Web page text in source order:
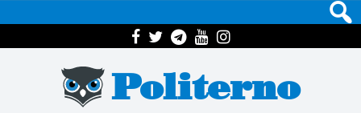
Politerno